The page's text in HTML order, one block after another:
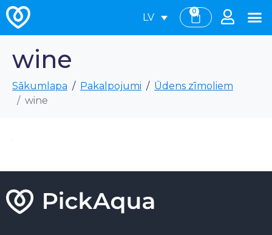
LV
0
wine
Sākumlapa Pakalpojumi
Ūdens zīmoliem
wine